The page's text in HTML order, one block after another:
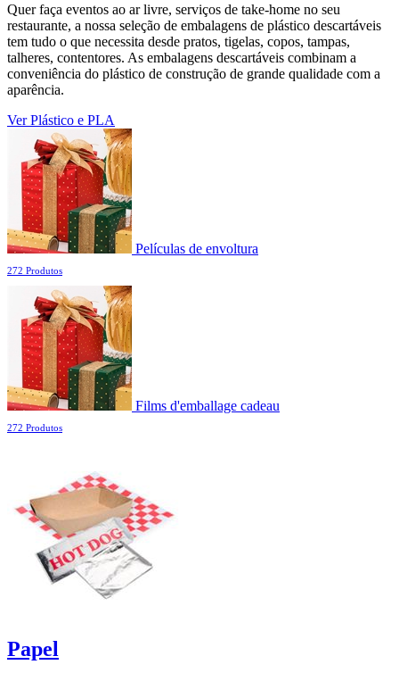
Quer faça eventos ao ar livre, serviços de take-home no seu
restaurante, a nossa seleção de embalagens de plástico descartáveis
tem tudo o que necessita desde pratos, tigelas, copos, tampas,
talheres, contentores. As embalagens descartáveis combinam a
conveniência do plástico de construção de grande qualidade com a
aparência.
Ver Plástico e PLA
Películas de envoltura
272 Produtos
Films d'emballage cadeau
272 Produtos
Papel